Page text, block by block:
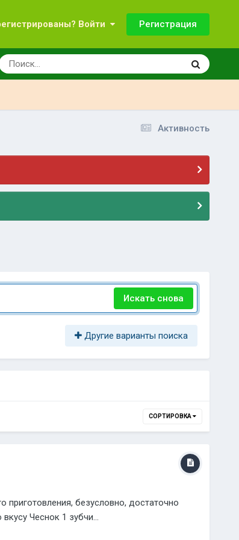
Войти Регистрация
Активность
Искать снова
Другие варианты поиска
СОРТИРОВКА
приготовления, безусловно, достаточно
Чеснок 1 зубчи...